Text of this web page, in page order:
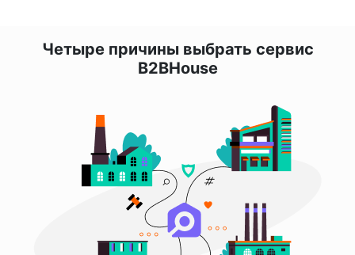
Четыре причины выбрать сервис
B2BHouse